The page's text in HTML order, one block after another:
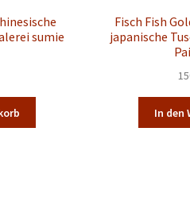
sumie
Fisch Fish
japanische
In den